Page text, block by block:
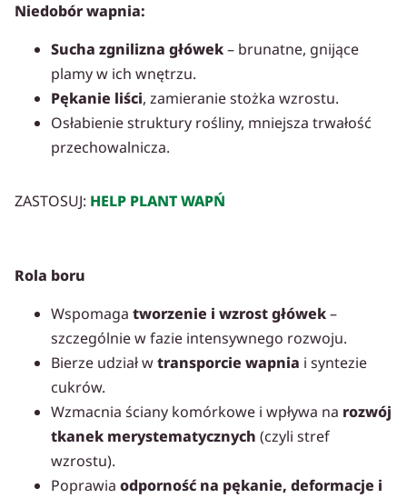
Niedobór wapnia:
Sucha zgnilizna główek– brunatne, gnijące
plamy w ich wnętrzu.
Pękanie liści, zamieranie stożka wzrostu.
Osłabienie struktury rośliny, mniejsza trwałość
przechowalnicza.
ZASTOSUJ: HELP PLANT WAPŃ
Rola boru
Wspomaga tworzenie i wzrost główek–
szczególnie w fazie intensywnego rozwoju.
Bierze udział wtransporcie wapnia i syntezie
cukrów.
Wzmacnia ściany komórkowe i wpływa na rozwój
tkanek merystematycznych (czyli stref
wzrostu).
Poprawia odporność na pękanie, deformacje i